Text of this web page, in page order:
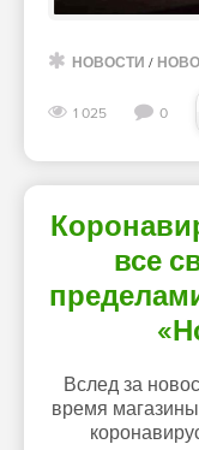
НОВОСТИ /
1 025 0
все
Вслед за
время